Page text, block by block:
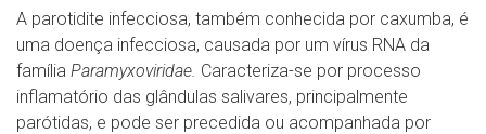
A parotidite infecciosa, também conhecida por caxumba, é
uma doença infecciosa, causada por um vírus RNA da
família Paramyxoviridae. Caracteriza-se por processo
inflamatório das glândulas salivares, principalmente
parótidas, e pode ser precedida ou acompanhada por